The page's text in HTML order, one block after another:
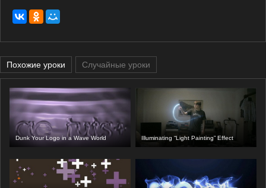
Похожие уроки Случайные уроки
Dunk Your Logo in a Wave World Illuminating “Light Painting” Effect